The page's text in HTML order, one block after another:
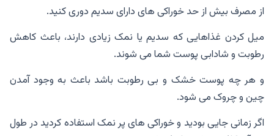
از مصرف بیش از حد خوراکی های دارای سدیم دوری کنید.
میل کردن غذاهایی که سدیم یا نمک زیادی دارند، باعث کاهش
رطوبت و شادابی پوست شما می شوند.
و هر چه پوست خشک و بی رطوبت باشد باعث به وجود آمدن
چین و چروک می شود.
اگر زمانی جایی بودید و خوراکی های پر نمک استفاده کردید در طول